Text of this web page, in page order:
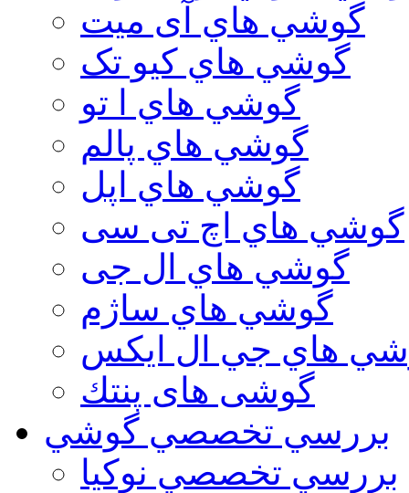
گوشي هاي آی میت
گوشي هاي کیو تک
گوشي هاي ا تو
گوشي هاي پالم
گوشي هاي اپل
گوشي هاي اچ تی سی
گوشي هاي ال جی
گوشي هاي ساژم
هاي جي ال ايكس
گوشی های پنتك
بررسي تخصصي گوشي
بررسي تخصصي نوكيا